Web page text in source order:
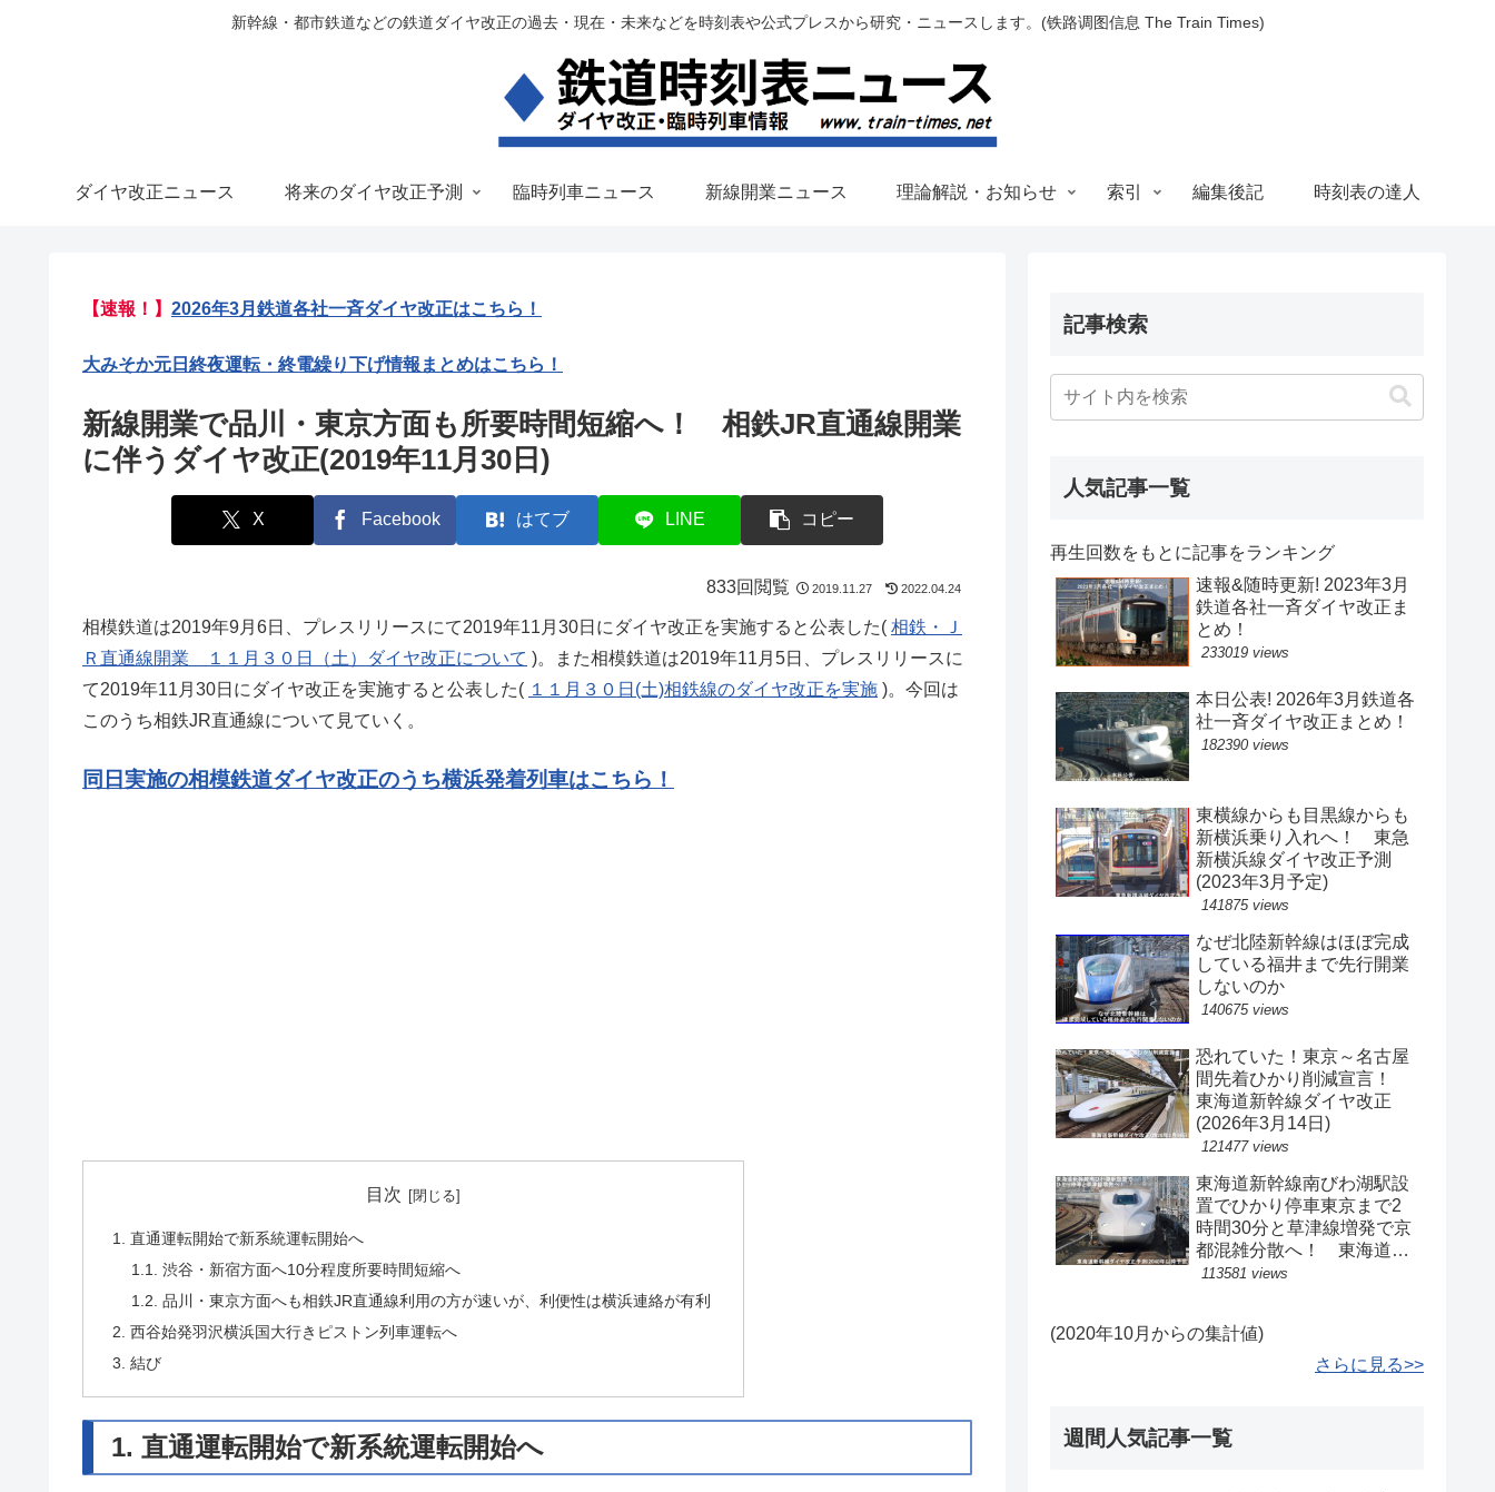
新幹線・都市鉄道などの鉄道ダイヤ改正の過去・現在・未来などを時刻表や公式プレスから研究・ニュースします。(铁路调图信息 The Train Times)
ダイヤ改正ニュース 将来のダイヤ改正予測 臨時列車ニュース 新線開業ニュース 理論解説・お知らせ 索引 編集後記 時刻表の達人
【速報！】 2026年3月鉄道各社一斉ダイヤ改正はこちら！
大みそか元日終夜運転・終電繰り下げ情報まとめはこちら！
新線開業で品川・東京方面も所要時間短縮へ！ 相鉄JR直通線開業
に伴うダイヤ改正(2019年11月30日)
X Facebook はてブ LINE コピー
833回閲覧 2019.11.27 2022.04.24
相模鉄道は2019年9月6日、プレスリリースにて2019年11月30日にダイヤ改正を実施すると公表した( 相鉄・Ｊ
Ｒ直通線開業 １１月３０日（土）ダイヤ改正について )。また相模鉄道は2019年11月5日、プレスリリースに
て2019年11月30日にダイヤ改正を実施すると公表した( １１月３０日(土)相鉄線のダイヤ改正を実施 )。今回は
このうち相鉄JR直通線について見ていく。
同日実施の相模鉄道ダイヤ改正のうち横浜発着列車はこちら！
目次
1. 直通運転開始で新系統運転開始へ
1.1. 渋谷・新宿方面へ10分程度所要時間短縮へ
1.2. 品川・東京方面へも相鉄JR直通線利用の方が速いが、利便性は横浜連絡が有利
2. 西谷始発羽沢横浜国大行きピストン列車運転へ
3. 結び
1. 直通運転開始で新系統運転開始へ
記事検索
人気記事一覧
再生回数をもとに記事をランキング
速報&随時更新! 2023年3月
鉄道各社一斉ダイヤ改正ま
とめ！
233019 views
本日公表! 2026年3月鉄道各
社一斉ダイヤ改正まとめ！
182390 views
東横線からも目黒線からも
新横浜乗り入れへ！ 東急
新横浜線ダイヤ改正予測
(2023年3月予定)
141875 views
なぜ北陸新幹線はほぼ完成
している福井まで先行開業
しないのか
140675 views
恐れていた！東京～名古屋
間先着ひかり削減宣言！
東海道新幹線ダイヤ改正
(2026年3月14日)
121477 views
東海道新幹線南びわ湖駅設
置でひかり停車東京まで2
時間30分と草津線増発で京
都混雑分散へ！ 東海道新
幹線ダイヤ改正予測(2040
113581 views
(2020年10月からの集計値)
さらに見る>>
週間人気記事一覧